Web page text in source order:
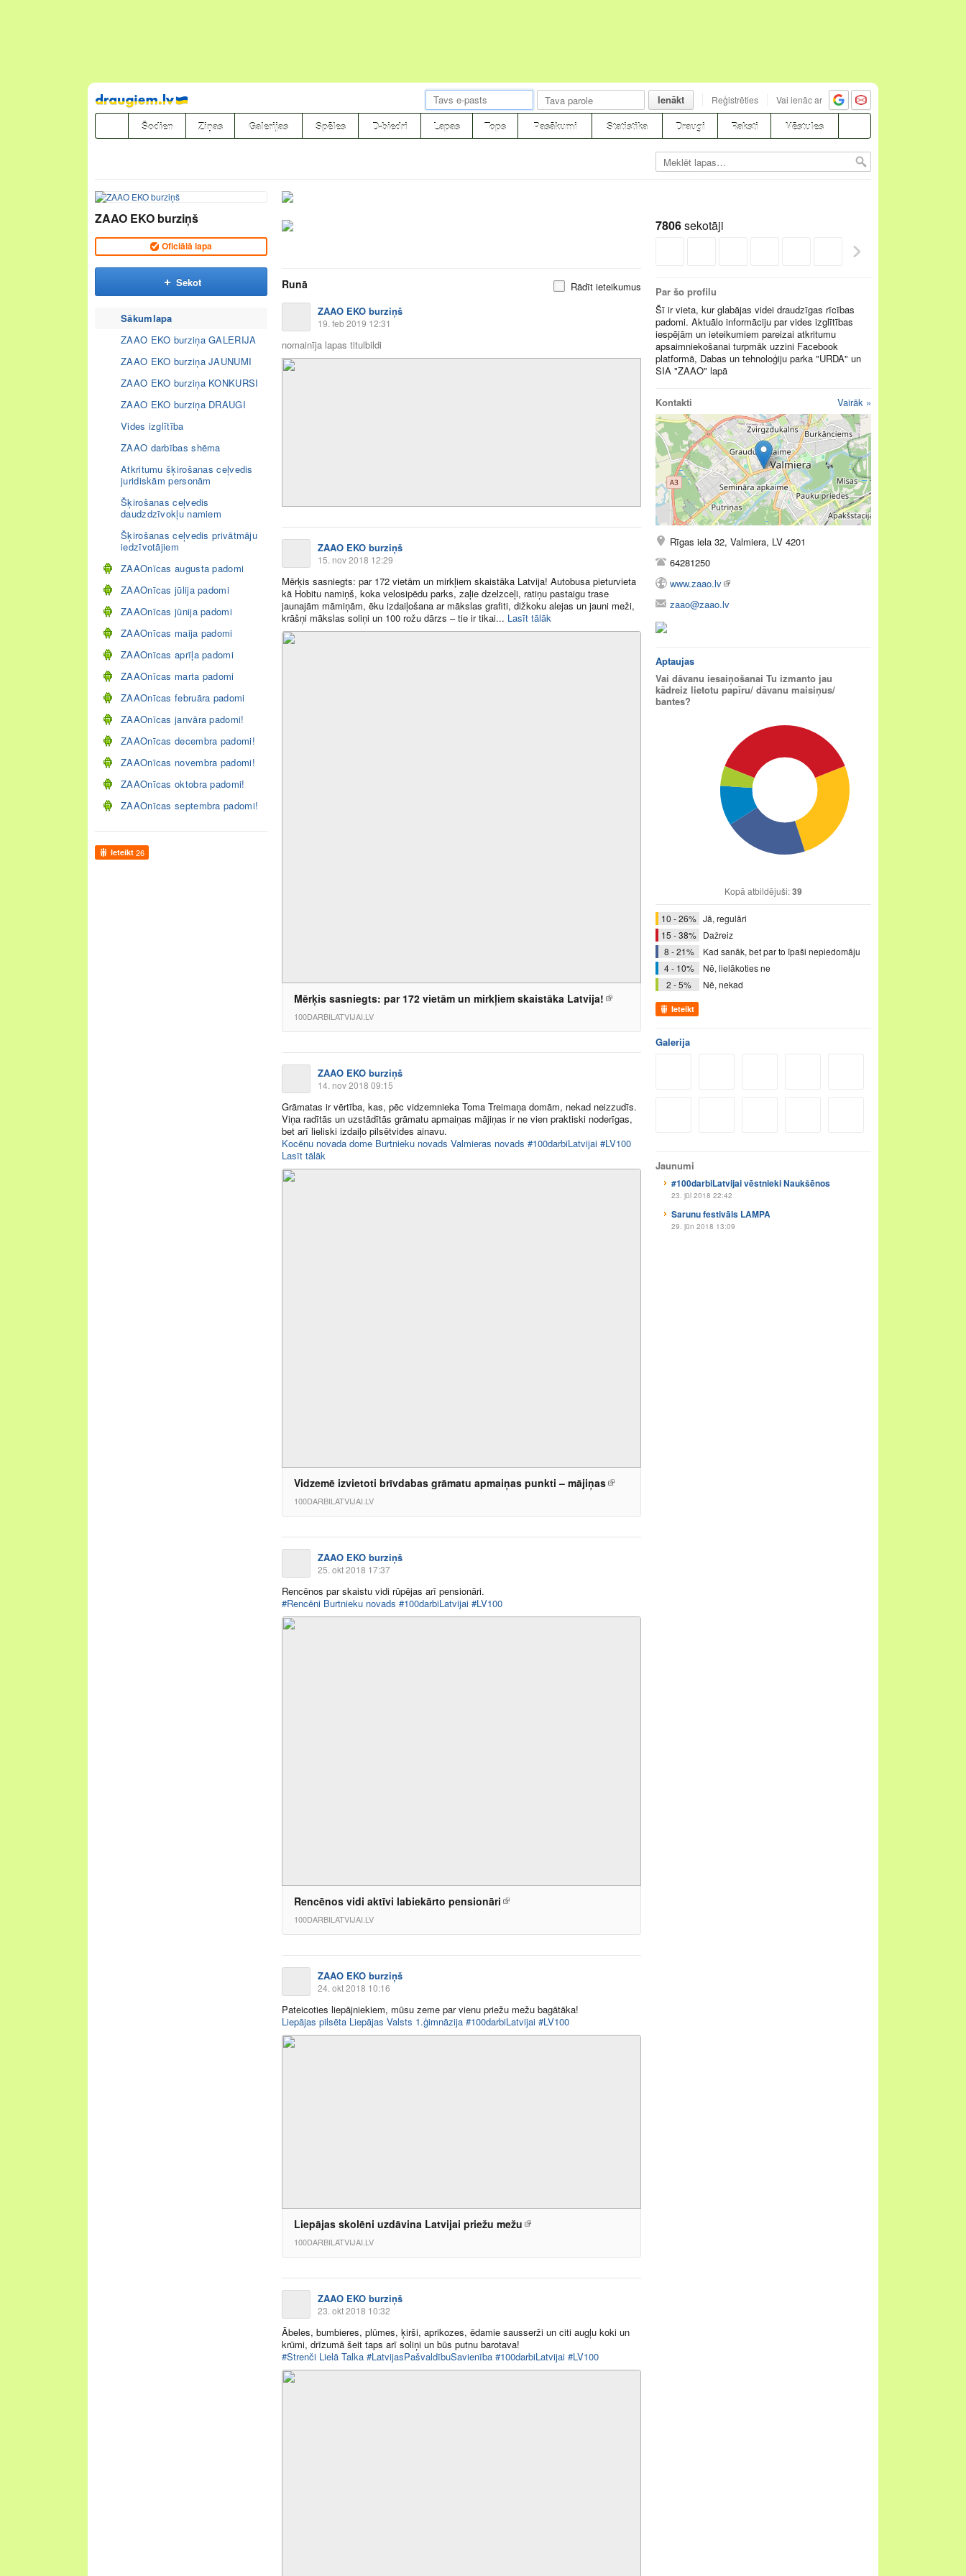
Pāriet
uz
saturu
Ienākt Reģistrēties Vai ienāc ar
Šodien Ziņas Galerijas Spēles D-biedri Lapas Tops Pasākumi Statistika Draugi Raksti Vēstules
ZAAO EKO burziņš
Oficiālā lapa
Sekot
Sākumlapa
ZAAO EKO burziņa GALERIJA
ZAAO EKO burziņa JAUNUMI
ZAAO EKO burziņa KONKURSI
ZAAO EKO burziņa DRAUGI
Vides izglītība
ZAAO darbības shēma
Atkritumu šķirošanas ceļvedis
juridiskām personām
Šķirošanas ceļvedis
daudzdzīvokļu namiem
Šķirošanas ceļvedis privātmāju
iedzīvotājiem
ZAAOnīcas augusta padomi
ZAAOnīcas jūlija padomi
ZAAOnīcas jūnija padomi
ZAAOnīcas maija padomi
ZAAOnīcas aprīļa padomi
ZAAOnīcas marta padomi
ZAAOnīcas februāra padomi
ZAAOnīcas janvāra padomi!
ZAAOnīcas decembra padomi!
ZAAOnīcas novembra padomi!
ZAAOnīcas oktobra padomi!
ZAAOnīcas septembra padomi!
Ieteikt 26
Runā
Rādīt ieteikumus
ZAAO EKO burziņš
19. feb 2019 12:31
nomainīja lapas titulbildi
ZAAO EKO burziņš
15. nov 2018 12:29
Mērķis sasniegts: par 172 vietām un mirkļiem skaistāka Latvija! Autobusa pieturvieta
kā Hobitu namiņš, koka velosipēdu parks, zaļie dzelzceļi, ratiņu pastaigu trase
jaunajām māmiņām, ēku izdaiļošana ar mākslas grafiti, dižkoku alejas un jauni meži,
krāšņi mākslas soliņi un 100 rožu dārzs – tie ir tikai​... Lasīt tālāk
Mērķis sasniegts: par 172 vietām un mirkļiem skaistāka Latvija!
100DARBILATVIJAI.LV
ZAAO EKO burziņš
14. nov 2018 09:15
Grāmatas ir vērtība, kas, pēc vidzemnieka Toma Treimaņa domām, nekad neizzudīs.
Viņa radītās un uzstādītās grāmatu apmaiņas mājiņas ir ne vien praktiski noderīgas,
bet arī lieliski izdaiļo pilsētvides ainavu.
Kocēnu novada dome Burtnieku novads Valmieras novads #100darbiLatvijai #LV100
Lasīt tālāk
Vidzemē izvietoti brīvdabas grāmatu apmaiņas punkti – mājiņas
100DARBILATVIJAI.LV
ZAAO EKO burziņš
25. okt 2018 17:37
Rencēnos par skaistu vidi rūpējas arī pensionāri.
#Rencēni Burtnieku novads #100darbiLatvijai #LV100
Rencēnos vidi aktīvi labiekārto pensionāri
100DARBILATVIJAI.LV
ZAAO EKO burziņš
24. okt 2018 10:16
Pateicoties liepājniekiem, mūsu zeme par vienu priežu mežu bagātāka!
Liepājas pilsēta Liepājas Valsts 1.ģimnāzija #100darbiLatvijai #LV100
Liepājas skolēni uzdāvina Latvijai priežu mežu
100DARBILATVIJAI.LV
ZAAO EKO burziņš
23. okt 2018 10:32
Ābeles, bumbieres, plūmes, ķirši, aprikozes, ēdamie sausserži un citi augļu koki un
krūmi, drīzumā šeit taps arī soliņi un būs putnu barotava!
#Strenči Lielā Talka #LatvijasPašvaldībuSavienība #100darbiLatvijai #LV100
7806sekotāji
Par šo profilu
Šī ir vieta, kur glabājas videi draudzīgas rīcības
padomi. Aktuālo informāciju par vides izglītības
iespējām un ieteikumiem pareizai atkritumu
apsaimniekošanai turpmāk uzzini Facebook
platformā, Dabas un tehnoloģiju parka "URDA" un
SIA "ZAAO" lapā
Kontakti Vairāk »
Rīgas iela 32, Valmiera, LV 4201
64281250
www.zaao.lv
zaao@zaao.lv
Aptaujas
Vai dāvanu iesaiņošanai Tu izmanto jau
kādreiz lietotu papīru/ dāvanu maisiņus/
bantes?
Kopā atbildējuši:39
10 - 26% Jā, regulāri
15 - 38% Dažreiz
8 - 21%
Kad sanāk, bet par to īpaši nepiedomāju
4 - 10%
Nē, lielākoties ne
2 - 5%
Nē, nekad
Ieteikt
Galerija
Jaunumi
#100darbiLatvijai vēstnieki Naukšēnos
23. jūl 2018 22:42
Sarunu festivāls LAMPA
29. jūn 2018 13:09